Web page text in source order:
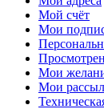
Мой счёт
Мои
Мои
Мои